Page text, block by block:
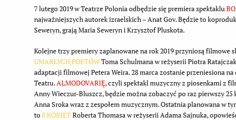
7 lutego 2019 w Teatrze Polonia odbędzie się premiera spektaklu
najważniejszych autorek izraelskich – Anat Gov. Będzie to
Seweryn, grają Maria Seweryn i Krzysztof Pluskota.
Kolejne trzy premiery zaplanowane na rok 2019 przyniosą filmowe
UMARŁYCH POETÓWToma Schulmana w reżyserii Piotra
adaptacji filmowej Petera Weira. 28 marca zostanie przeniesiona na
Teatru.ALMODOVARIĘ, czyli spektakl muzyczny z piosenkami z
Anny Wieczur-Bluszcz, będzie można zobaczyć po raz pierwszy
Anna Sroka wraz z zespołem muzycznym. Ostatnia planowana w
to8 KOBIETRoberta Thomasa w reżyserii Adama Sajnuka,